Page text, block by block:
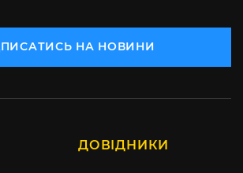
НА НОВИНИ
ДОВІДНИКИ